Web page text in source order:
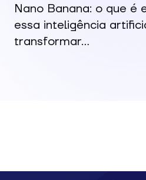
Nano Banana: o que é
essa inteligência
transformar...